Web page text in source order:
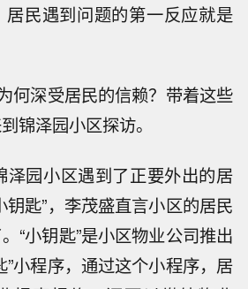
民遇到问题的第一反应就是
何深受居民的信赖？带着这些
锦泽园小区探访。
泽园小区遇到了正要外出的居
钥匙”，李茂盛直言小区的居民
“小钥匙”是小区物业公司推出
”小程序，通过这个小程序，居